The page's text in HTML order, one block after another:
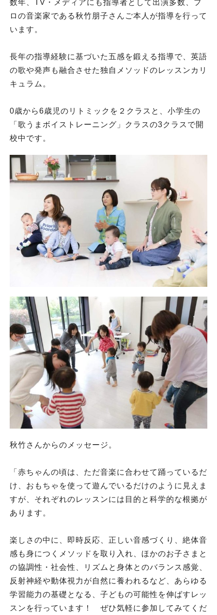
数年、TV・メディアにも指導者として出演多数、プ
ロの音楽家である秋竹朋子さんご本人が指導を行って
います。
長年の指導経験に基づいた五感を鍛える指導で、英語
の歌や発声も融合させた独自メソッドのレッスンカリ
キュラム。
0歳から6歳児のリトミックを２クラスと、小学生の
「歌うまボイストレーニング」クラスの3クラスで開
校中です。
秋竹さんからのメッセージ。
「赤ちゃんの頃は、ただ音楽に合わせて踊っているだ
け、おもちゃを使って遊んでいるだけのように見えま
すが、それぞれのレッスンには目的と科学的な根拠が
あります。
楽しさの中に、即時反応、正しい音感づくり、絶体音
感も身につくメソッドを取り入れ、ほかのお子さまと
の協調性・社会性、リズムと身体とのバランス感覚、
反射神経や動体視力が自然に養われるなど、あらゆる
学習能力の基礎となる、子どもの可能性を伸ばすレッ
スンを行っています！ ぜひ気軽に参加してみてくだ